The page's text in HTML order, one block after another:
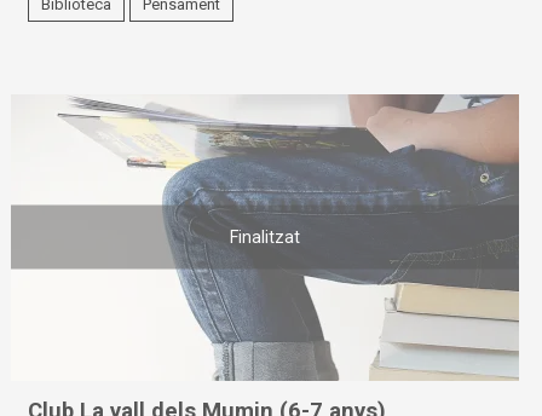
Biblioteca Pensament
Finalitzat